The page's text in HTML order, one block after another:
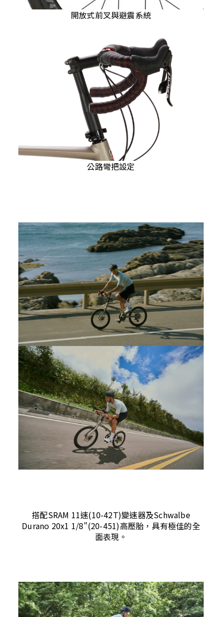
開放式前叉與避震系統
公路彎把設定
搭配SRAM 11速(10-42T)變速器及Schwalbe
Durano 20x1 1/8"(20-451)高壓胎，具有極佳的全
面表現。